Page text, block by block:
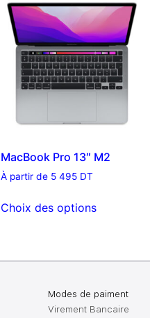
MacBook Pro 13″ M2
À partir de 5 495DT
Choix des options
Modes de paiment
Virement Bancaire